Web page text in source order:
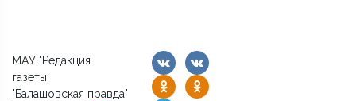
МАУ "Редакция
газеты
"Балашовская правда"